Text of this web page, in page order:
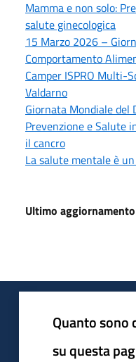
Mamma e non solo:
salute ginecologica
15 Marzo 2026 –
Comportamento
Camper ISPRO Multi-
Valdarno
Giornata Mondiale
Prevenzione e Salute
il cancro
La salute mentale è
Ultimo aggiornamento
Quanto sono
su questa